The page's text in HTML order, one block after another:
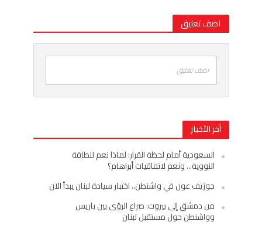
اضف تعليق
اضف تعليق
أخر الأخبار
السعودية أمام لحظة القرار: لماذا نعم للطاقة
النووية… ونعم لاتفاقيات أبراهام؟
جوزيف عون في واشنطن.. اختبار سيادة لبنان يبدأ الآن
من دمشق إلى بيروت: صراع الرؤى بين باريس
وواشنطن حول مستقبل لبنان